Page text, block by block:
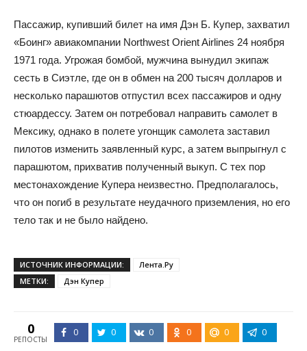
Пассажир, купивший билет на имя Дэн Б. Купер, захватил
«Боинг» авиакомпании Northwest Orient Airlines 24 ноября
1971 года. Угрожая бомбой, мужчина вынудил экипаж
сесть в Сиэтле, где он в обмен на 200 тысяч долларов и
несколько парашютов отпустил всех пассажиров и одну
стюардессу. Затем он потребовал направить самолет в
Мексику, однако в полете угонщик самолета заставил
пилотов изменить заявленный курс, а затем выпрыгнул с
парашютом, прихватив полученный выкуп. С тех пор
местонахождение Купера неизвестно. Предполагалось,
что он погиб в результате неудачного приземления, но его
тело так и не было найдено.
ИСТОЧНИК ИНФОРМАЦИИ:
Лента.Ру
МЕТКИ:
Дэн Купер
0
РЕПОСТЫ
0 0 0 0 0 0